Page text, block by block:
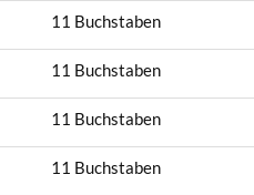
11 Buchstaben
11 Buchstaben
11 Buchstaben
11 Buchstaben